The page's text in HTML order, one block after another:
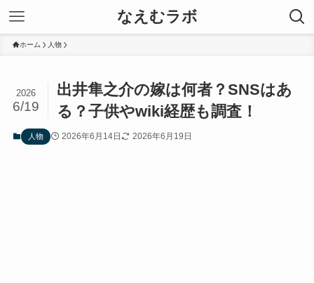
なえむラボ
ホーム 人物
出井隼之介の嫁は何者？SNSはあ
る？子供やwiki経歴も調査！
2026
6/19
人物 2026年6月14日 2026年6月19日